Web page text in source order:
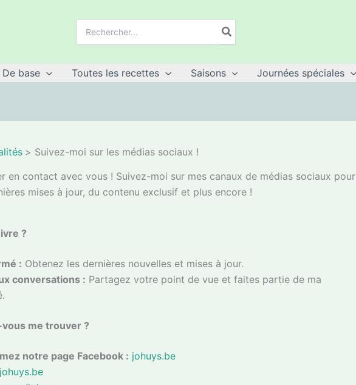
de
De base Toutes les recettes Saisons Journées spéciales
Suivez-moi sur les médias sociaux !
en contact avec vous ! Suivez-moi sur mes canaux de médias sociaux pour
mises à jour, du contenu exclusif et plus encore !
?
: Obtenez les dernières nouvelles et mises à jour.
conversations : Partagez votre point de vue et faites partie de ma
me trouver ?
notre page Facebook : johuys.be
johuys.be